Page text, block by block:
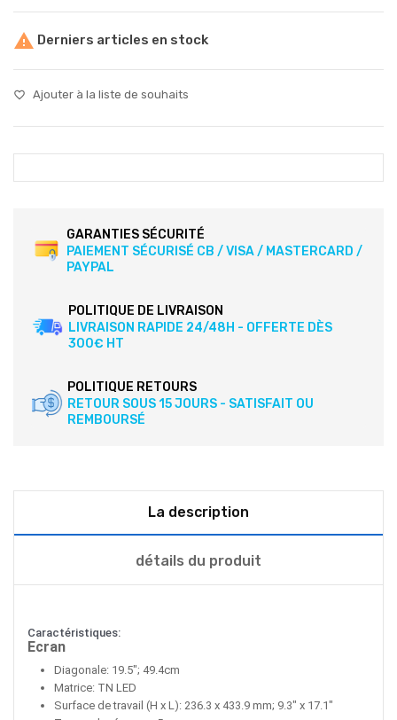
 Derniers articles en stock
favorite_border Ajouter à la liste de souhaits
GARANTIES SÉCURITÉ
PAIEMENT SÉCURISÉ CB / VISA / MASTERCARD /
PAYPAL
POLITIQUE DE LIVRAISON
LIVRAISON RAPIDE 24/48H - OFFERTE DÈS
300€ HT
POLITIQUE RETOURS
RETOUR SOUS 15 JOURS - SATISFAIT OU
REMBOURSÉ
La description
détails du produit
Caractéristiques:
Ecran
Diagonale: 19.5"; 49.4cm
Matrice: TN LED
Surface de travail (H x L): 236.3 x 433.9 mm; 9.3" x 17.1"